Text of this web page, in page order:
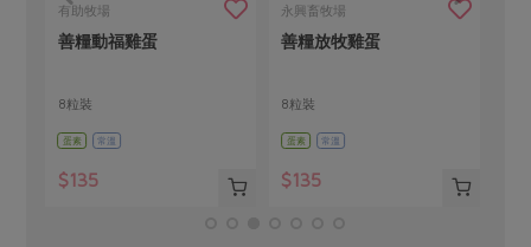
有助牧場
善糧動福雞蛋
8粒裝
蛋素 常溫
$135
永興畜牧場
善糧放牧雞蛋
8粒裝
蛋素 常溫
$135